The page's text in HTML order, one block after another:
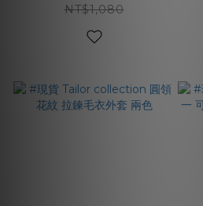
外套 四色
NT$1,080